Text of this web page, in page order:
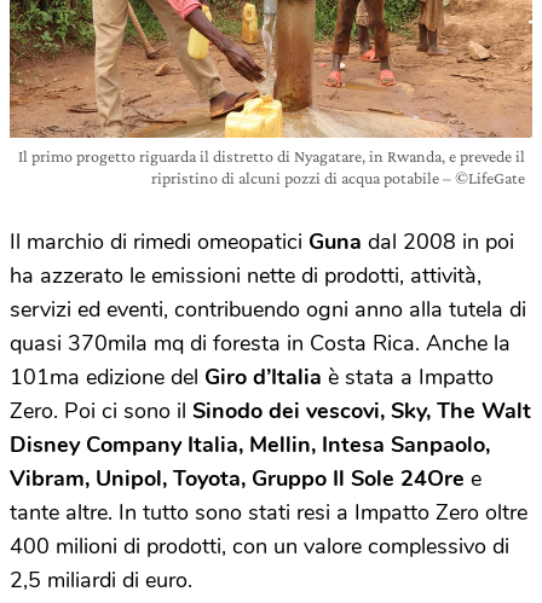
Il primo progetto riguarda il distretto di Nyagatare, in Rwanda, e prevede il
ripristino di alcuni pozzi di acqua potabile – ©LifeGate
Il marchio di rimedi omeopatici Guna dal 2008 in poi
ha azzerato le emissioni nette di prodotti, attività,
servizi ed eventi, contribuendo ogni anno alla tutela di
quasi 370mila mq di foresta in Costa Rica. Anche la
101ma edizione del Giro d’Italia è stata a Impatto
Zero. Poi ci sono il Sinodo dei vescovi, Sky, The Walt
Disney Company Italia, Mellin, Intesa Sanpaolo,
Vibram, Unipol, Toyota, Gruppo Il Sole 24Ore e
tante altre. In tutto sono stati resi a Impatto Zero oltre
400 milioni di prodotti, con un valore complessivo di
2,5 miliardi di euro.